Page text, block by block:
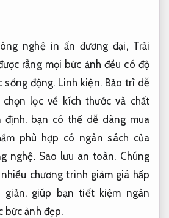
nghệ in ấn đương đại, Trải
rằng mọi bức ảnh đều có độ
sống động. Linh kiện. Bảo trì dễ
lọc về kích thước và chất
định. bạn có thể dễ dàng mua
phù hợp có ngân sách của
nghệ. Sao lưu an toàn. Chúng
chương trình giảm giá hấp
giản.giúp bạn tiết kiệm ngân
bức ảnh đẹp.